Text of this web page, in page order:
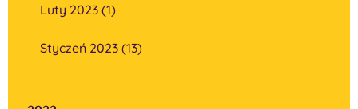
Luty 2023 (1)
Styczeń 2023 (13)